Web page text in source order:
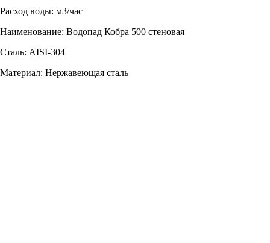
Расход воды: м3/час
Наименование: Водопад Кобра 500 стеновая
Сталь: AISI-304
Материал: Нержавеющая сталь